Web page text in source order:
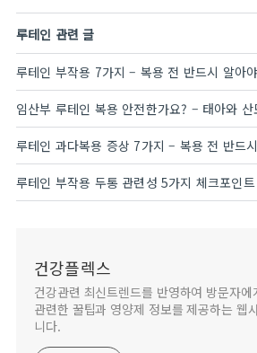
루테인 관련 글
건강플렉스
건강관련 최신트렌드를 반영하여 방문자에
관련한 꿀팁과 영양제 정보를 제공하는 웹
니다.